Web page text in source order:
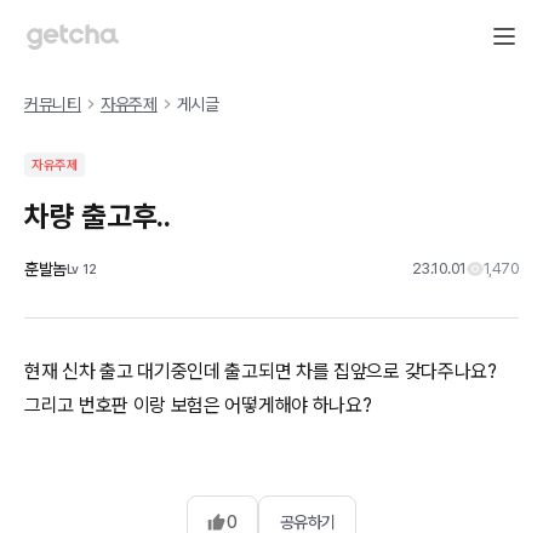
커뮤니티 자유주제 게시글
자유주제
차량 출고후..
훈발놈Lv 12 23.10.01 1,470
현재 신차 출고 대기중인데 출고되면 차를 집앞으로 갖다주나요?
그리고 번호판 이랑 보험은 어떻게해야 하나요?
0 공유하기